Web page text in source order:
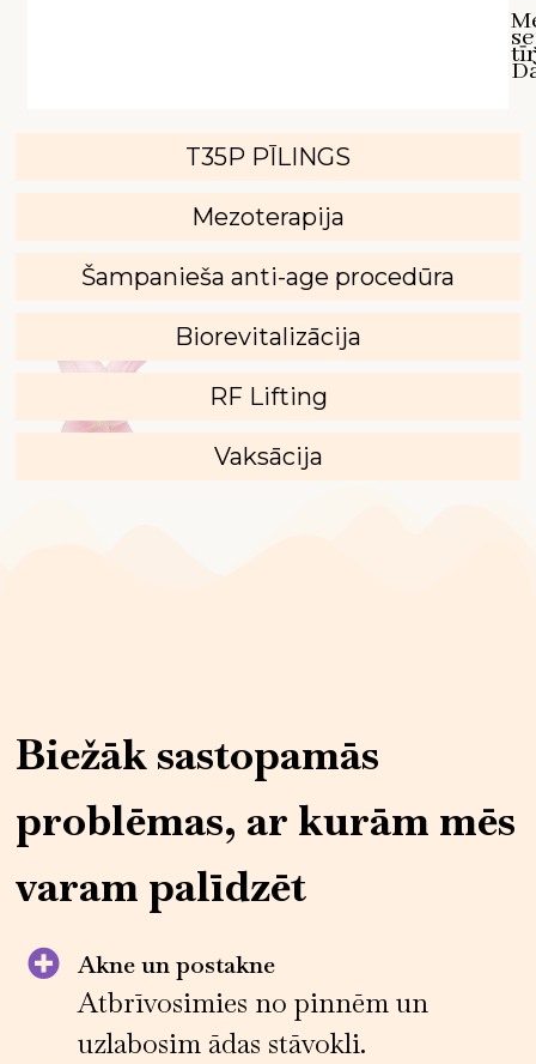
T35P PĪLINGS
Mezoterapija
Šampanieša anti-age procedūra
Biorevitalizācija
RF Lifting
Vaksācija
Biežāk sastopamās
problēmas, ar kurām mēs
varam palīdzēt
Akne un postakne
Atbrīvosimies no pinnēm un
uzlabosim ādas stāvokli.